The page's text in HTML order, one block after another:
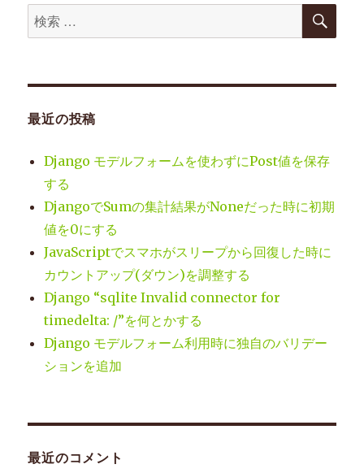
ァ
イ
ル
エ
に
る
検
索
象:
検
最近の投稿
Django モデルフォームを使わずにPost値を保存
する
DjangoでSumの集計結果がNoneだった時に初期
値を0にする
JavaScriptでスマホがスリープから回復した時に
カウントアップ(ダウン)を調整する
Django “sqlite Invalid connector for
timedelta: /”を何とかする
Django モデルフォーム利用時に独自のバリデー
ションを追加
最近のコメント